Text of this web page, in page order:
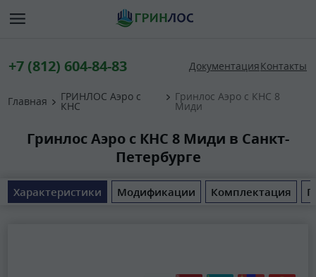
+7 (812) 604-84-83 ДокументацияКонтакты
Главная ГРИНЛОС Аэро с
КНС
Гринлос Аэро с КНС 8
Миди
Гринлос Аэро с КНС 8 Миди в Санкт-
Петербурге
Характеристики Модификации Комплектация